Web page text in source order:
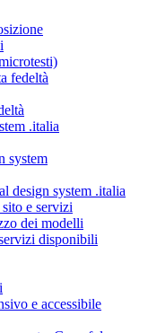
fedeltà
.italia
system
design system .italia
e servizi
dei modelli
disponibili
e accessibile